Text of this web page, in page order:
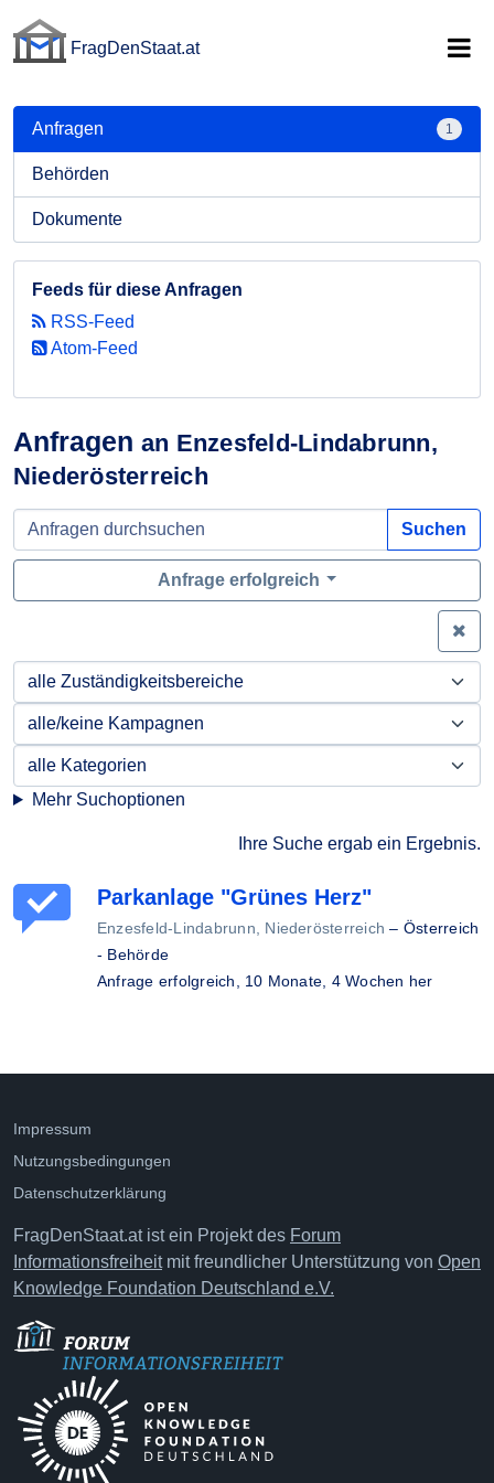
FragDenStaat.at
Anfragen an Enzesfeld-Lindabrunn,
Niederösterreich
Suchen
Anfrage erfolgreich
Mehr Suchoptionen
Ihre Suche ergab ein Ergebnis.
Parkanlage "Grünes Herz"
Enzesfeld-Lindabrunn, Niederösterreich – Österreich
- Behörde
Anfrage erfolgreich, 10 Monate, 4 Wochen her
Anfragen 1
Behörden
Dokumente
Feeds für diese Anfragen
RSS-Feed
Atom-Feed
Impressum
Nutzungsbedingungen
Datenschutzerklärung
FragDenStaat.at ist ein Projekt des Forum
Informationsfreiheitmit freundlicher Unterstützung von Open
Knowledge Foundation Deutschland e.V.